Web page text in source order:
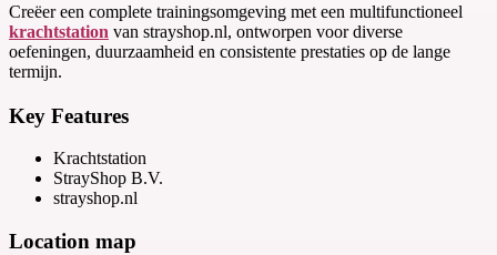
Creëer een complete trainingsomgeving met een multifunctioneel
krachtstation van strayshop.nl, ontworpen voor diverse
oefeningen, duurzaamheid en consistente prestaties op de lange
termijn.
Key Features
Krachtstation
StrayShop B.V.
strayshop.nl
Location map